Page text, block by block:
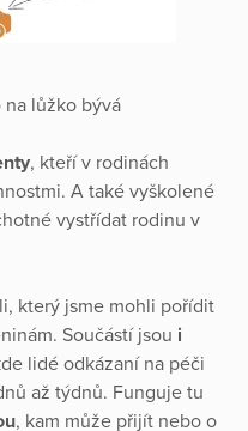
lůžko bývá
, kteří v rodinách
A také vyškolené
vystřídat rodinu v
který jsme mohli pořídit
Součástí jsou i
lidé odkázaní na péči
až týdnů. Funguje tu
, kam může přijít nebo o